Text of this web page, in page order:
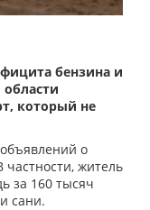
бензина и
который не
о
житель
за 160 тысяч
сани.